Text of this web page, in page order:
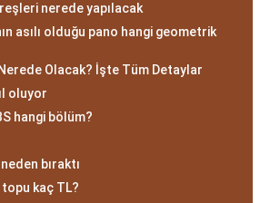
nerede yapılacak
asılı olduğu pano hangi geometrik
Olacak? İşte Tüm Detaylar
oluyor
hangi bölüm?
bıraktı
kaç TL?